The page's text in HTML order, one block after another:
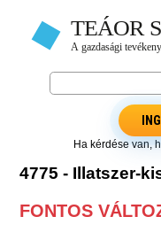
Ha kérdése van,
4775 - Illatszer-
FONTOS